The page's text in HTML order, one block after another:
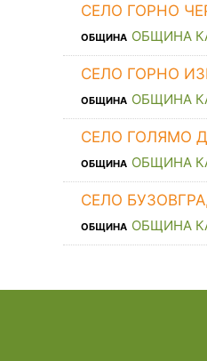
СЕЛО ГОРНО
ОБЩИНА ОБЩИНА
СЕЛО ГОРНО
ОБЩИНА ОБЩИНА
СЕЛО ГОЛЯМО
ОБЩИНА ОБЩИНА
СЕЛО
ОБЩИНА ОБЩИНА